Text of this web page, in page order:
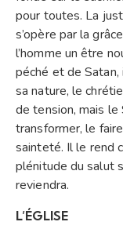
pour toutes. La
s’opère par la
l’homme un être
péché et de
sa nature, le
de tension, mais
transformer, le
sainteté. Il le rend
plénitude du salut
reviendra.
L’ÉGLISE